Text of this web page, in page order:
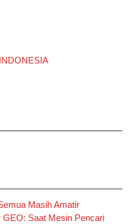
Masih Amatir
GEO: Saat Mesin Pencari